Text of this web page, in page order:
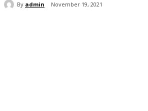
By admin November 19, 2021